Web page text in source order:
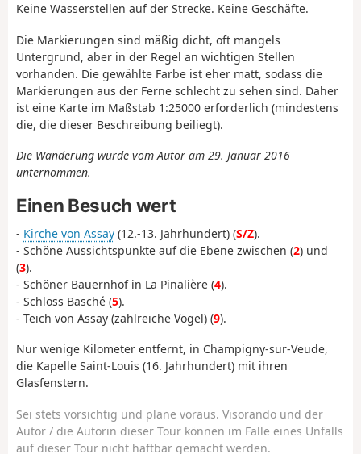
Keine Wasserstellen auf der Strecke. Keine Geschäfte.
Die Markierungen sind mäßig dicht, oft mangels
Untergrund, aber in der Regel an wichtigen Stellen
vorhanden. Die gewählte Farbe ist eher matt, sodass die
Markierungen aus der Ferne schlecht zu sehen sind. Daher
ist eine Karte im Maßstab 1:25000 erforderlich (mindestens
die, die dieser Beschreibung beiliegt).
Die Wanderung wurde vom Autor am 29. Januar 2016
unternommen.
Einen Besuch wert
- Kirche von Assay (12.-13. Jahrhundert) (S/Z).
- Schöne Aussichtspunkte auf die Ebene zwischen (2) und
(3).
- Schöner Bauernhof in La Pinalière (4).
- Schloss Basché (5).
- Teich von Assay (zahlreiche Vögel) (9).
Nur wenige Kilometer entfernt, in Champigny-sur-Veude,
die Kapelle Saint-Louis (16. Jahrhundert) mit ihren
Glasfenstern.
Sei stets vorsichtig und plane voraus. Visorando und der
Autor / die Autorin dieser Tour können im Falle eines Unfalls
auf dieser Tour nicht haftbar gemacht werden.